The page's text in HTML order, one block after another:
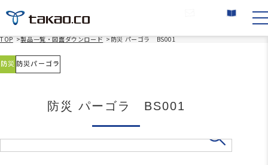
TOP >製品一覧・図面ダウンロード > 防災 パーゴラ BS001
防災 防災パーゴラ
防災 パーゴラ BS001